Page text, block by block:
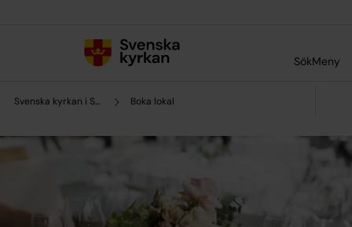
SökMeny
Svenska kyrkan i Sotenäs Boka lokal